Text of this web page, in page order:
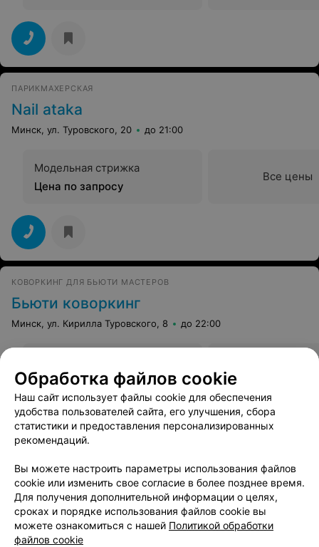
ПАРИКМАХЕРСКАЯ
Nail ataka
Минск, ул. Туровского, 20 до 21:00
Модельная стрижка
Цена по запросу
Все цены
КОВОРКИНГ ДЛЯ БЬЮТИ МАСТЕРОВ
Бьюти коворкинг
Минск, ул. Кирилла Туровского, 8 до 22:00
Цена по запросу
АТЕЛЬЕ КРАСОТЫ
Fonina
Минск, ул. К. Туровского, 20 до 21:00
Обработка файлов cookie
Наш сайт использует файлы cookie для обеспечения
удобства пользователей сайта, его улучшения, сбора
статистики и предоставления персонализированных
рекомендаций.
Вы можете настроить параметры использования файлов
cookie или изменить свое согласие в более позднее время.
Для получения дополнительной информации о целях,
сроках и порядке использования файлов cookie вы
можете ознакомиться с нашей Политикой обработки
файлов cookie